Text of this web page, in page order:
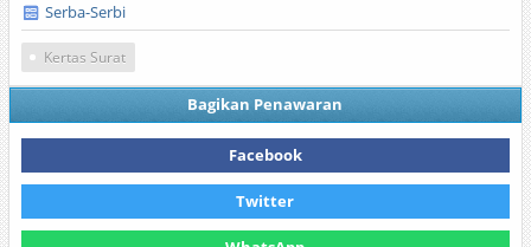
Serba-Serbi
Kertas Surat
Bagikan Penawaran
Facebook
Twitter